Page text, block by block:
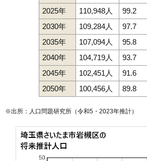
2025年
110,948人
99.2
2030年
109,284人
97.7
2035年
107,094人
95.8
2040年
104,719人
93.7
2045年
102,451人
91.6
2050年
100,456人 89.8
※出所：人口問題研究所（令和5・2023年推計）